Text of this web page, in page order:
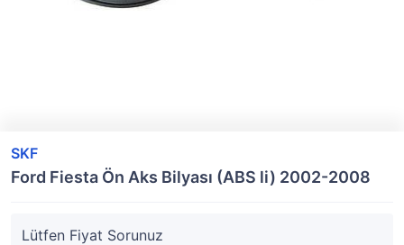
SKF
Ford Fiesta Ön Aks Bilyası (ABS li) 2002-2008
Lütfen Fiyat Sorunuz